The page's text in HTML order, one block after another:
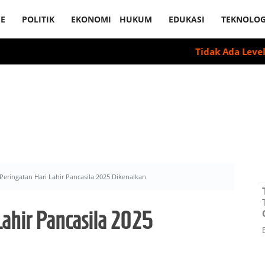
POLITIK EKONOMI HUKUM EDUKASI
Tidak Ada Level Aman Minum
Hari Lahir Pancasila 2025 Dikenalkan
Pancasila 2025